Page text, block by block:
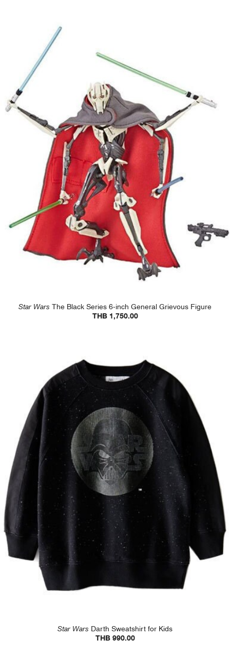
Star Wars The Black Series 6-inch General Grievous Figure
THB 1,750.00
Star Wars Darth Sweatshirt for Kids
THB 990.00